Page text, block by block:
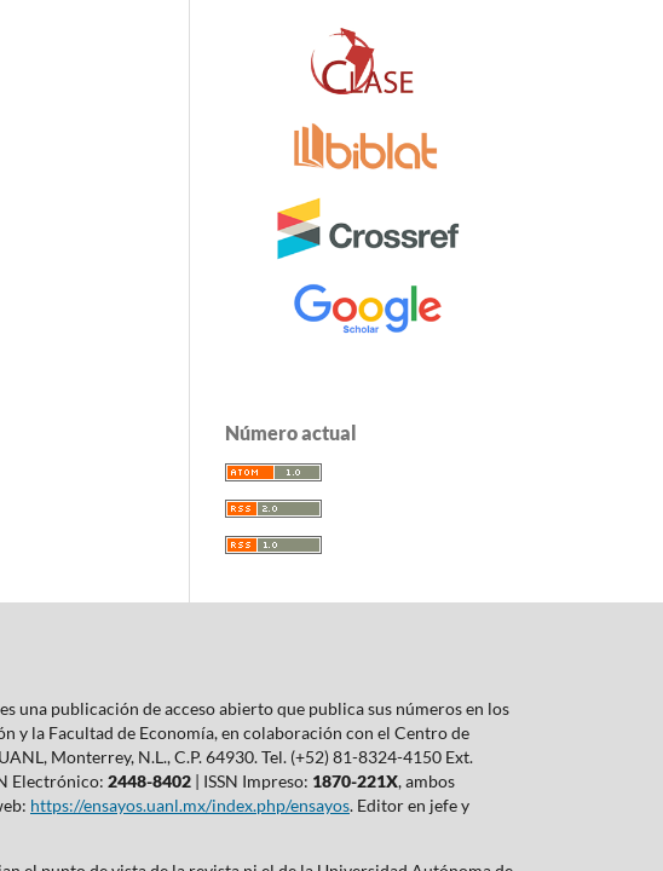
Número actual
una publicación de acceso abierto que publica sus números en los
y la Facultad de Economía, en colaboración con el Centro de
Monterrey, N.L., C.P. 64930. Tel. (+52) 81-8324-4150 Ext.
Electrónico: 2448-8402 | ISSN Impreso: 1870-221X, ambos
https://ensayos.uanl.mx/index.php/ensayos. Editor en jefe y